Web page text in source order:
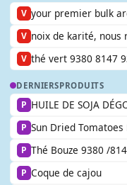
V your premier bulk
V noix de karité, nous
V thé vert 9380 8147
DERNIERSPRODUITS
P HUILE DE SOJA
P Sun Dried
P Thé Bouze 9380 /
P Coque de cajou